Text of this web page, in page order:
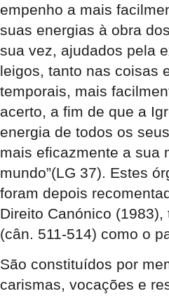
empenho a mais
suas energias à obra
sua vez, ajudados pela
leigos, tanto nas coisas
temporais, mais
acerto, a fim de que a
energia de todos os
mais eficazmente a sua
mundo”(LG 37). Estes
foram depois
Direito Canónico
(cân. 511-514) como o
São constituídos por
carismas, vocações e